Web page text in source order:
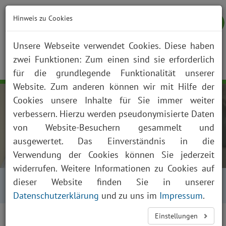
NOTFALL KONTAKT ANFAHRT JOBS SUCHE
Startseite Über uns Aktuelles
Kalender
Kalender Tagesansicht
Hinweis zu Cookies
Unsere Webseite verwendet Cookies. Diese haben
zwei Funktionen: Zum einen sind sie erforderlich
für die grundlegende Funktionalität unserer
Website. Zum anderen können wir mit Hilfe der
Cookies unsere Inhalte für Sie immer weiter
verbessern. Hierzu werden pseudonymisierte Daten
von Website-Besuchern gesammelt und
ausgewertet. Das Einverständnis in die
Verwendung der Cookies können Sie jederzeit
widerrufen. Weitere Informationen zu Cookies auf
dieser Website finden Sie in unserer
Datenschutzerklärung und zu uns im Impressum.
Einstellungen